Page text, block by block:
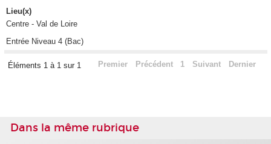
Lieu(x)
Centre - Val de Loire
Entrée Niveau 4 (Bac)
Éléments 1 à 1 sur 1 Premier Précédent 1 Suivant Dernier
Dans la même rubrique